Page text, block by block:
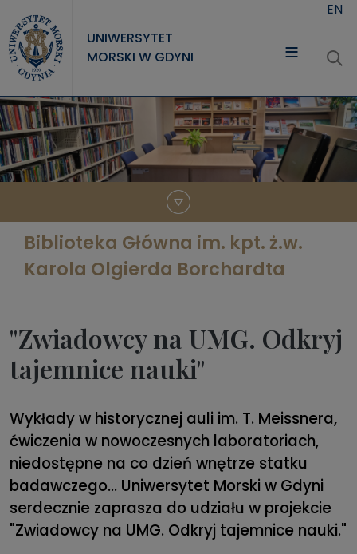
UNIWERSYTET
MORSKI W GDYNI
UNIWERSYTET
STUDIA
NAUKA
EN
Biblioteka Główna im. kpt. ż.w.
Karola Olgierda Borchardta
"Zwiadowcy na UMG. Odkryj
tajemnice nauki"
Wykłady w historycznej auli im. T. Meissnera,
ćwiczenia w nowoczesnych laboratoriach,
niedostępne na co dzień wnętrze statku
badawczego… Uniwersytet Morski w Gdyni
serdecznie zaprasza do udziału w projekcie
"Zwiadowcy na UMG. Odkryj tajemnice nauki."